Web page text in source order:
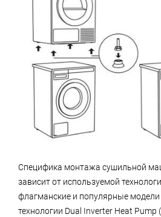
Специфика монтажа сушильной
зависит от используемой
флагманские и популярные
технологии Dual Inverter Heat Pump